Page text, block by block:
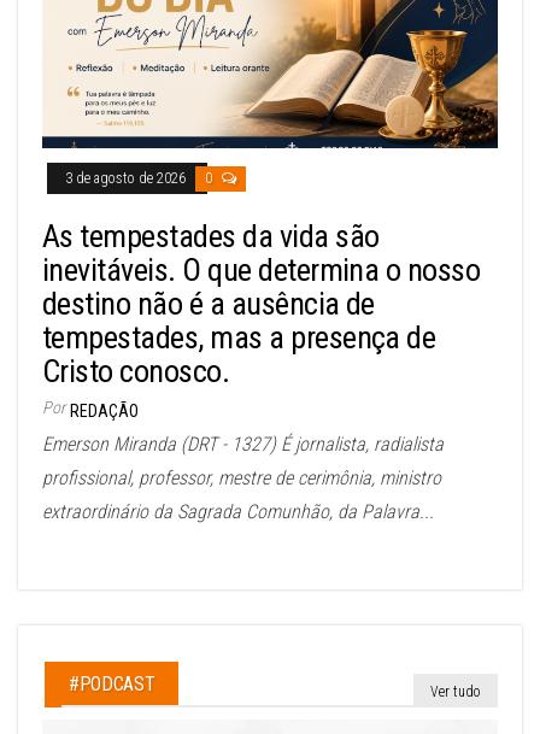
3 de agosto de 2026 0
As tempestades da vida são
inevitáveis. O que determina o nosso
destino não é a ausência de
tempestades, mas a presença de
Cristo conosco.
Por REDAÇÃO
Emerson Miranda (DRT - 1327) É jornalista, radialista
profissional, professor, mestre de cerimônia, ministro
extraordinário da Sagrada Comunhão, da Palavra...
#PODCAST Ver tudo